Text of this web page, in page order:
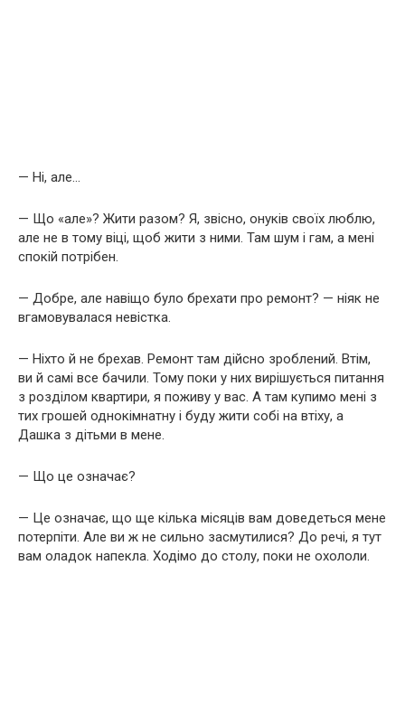
— Ні, але…
— Що «але»? Жити разом? Я, звісно, онуків своїх люблю,
але не в тому віці, щоб жити з ними. Там шум і гам, а мені
спокій потрібен.
— Добре, але навіщо було брехати про ремонт? — ніяк не
вгамовувалася невістка.
— Ніхто й не брехав. Ремонт там дійсно зроблений. Втім,
ви й самі все бачили. Тому поки у них вирішується питання
з розділом квартири, я поживу у вас. А там купимо мені з
тих грошей однокімнатну і буду жити собі на втіху, а
Дашка з дітьми в мене.
— Що це означає?
— Це означає, що ще кілька місяців вам доведеться мене
потерпіти. Але ви ж не сильно засмутилися? До речі, я тут
вам оладок напекла. Ходімо до столу, поки не охололи.